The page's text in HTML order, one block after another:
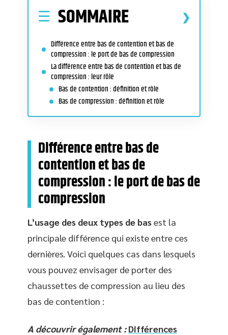
SOMMAIRE
Différence entre bas de contention et bas de
compression : le port de bas de compression
La différence entre bas de contention et bas de
compression : leur rôle
Bas de contention : définition et rôle
Bas de compression : définition et rôle
Différence entre bas de
contention et bas de
compression : le port de bas de
compression
L’usage des deux types de basest la
principale différence qui existe entre ces
dernières. Voici quelques cas dans lesquels
vous pouvez envisager de porter des
chaussettes de compression au lieu des
bas de contention :
A découvrir également : Différences